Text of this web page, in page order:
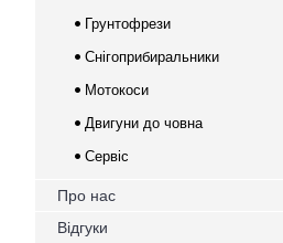
Грунтофрези
Снігоприбиральники
Мотокоси
Двигуни до човна
Сервіс
Про нас
Відгуки